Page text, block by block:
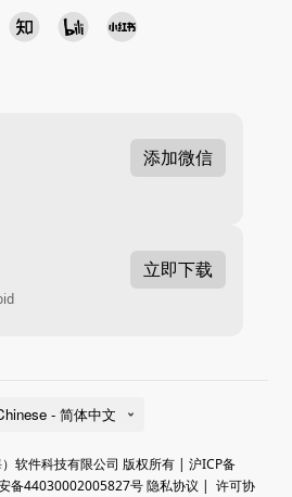
添加微信
立即下载
- 简体中文
软件科技有限公司 版权所有 | 沪ICP备
备44030002005827号 隐私协议 | 许可协